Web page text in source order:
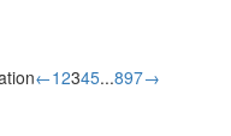
←12345...897→